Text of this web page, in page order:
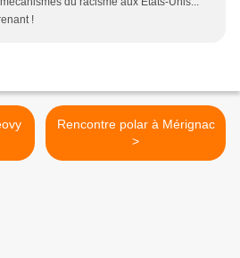
!
Rencontre polar à Mérignac
>